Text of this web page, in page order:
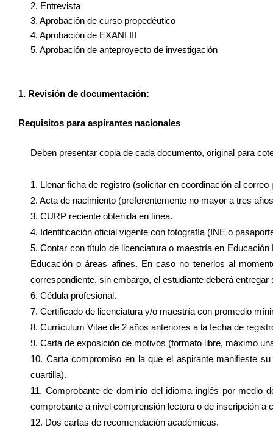
2. Entrevista
3. Aprobación de curso propedéutico
4. Aprobación de EXANI III
5. Aprobación de anteproyecto de investigación
1. Revisión de documentación:
Requisitos para aspirantes nacionales
Deben presentar copia de cada documento, original para
1. Llenar ficha de registro (solicitar en coordinación al
2. Acta de nacimiento (preferentemente no mayor a tres
3. CURP reciente obtenida en línea.
4. Identificación oficial vigente con fotografía (INE o
5. Contar con título de licenciatura o maestría en
Educación o áreas afines. En caso no tenerlos al
correspondiente, sin embargo, el estudiante deberá
6. Cédula profesional.
7. Certificado de licenciatura y/o maestría con promedio
8. Currículum Vitae de 2 años anteriores a la fecha de
9. Carta de exposición de motivos (formato libre, máximo
10. Carta compromiso en la que el aspirante manifieste
cuartilla).
11. Comprobante de dominio del idioma inglés por medio
comprobante a nivel comprensión lectora o de inscripción a
12. Dos cartas de recomendación académicas.